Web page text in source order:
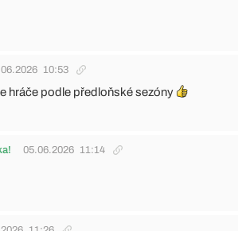
10:53
hráče podle předloňské sezóny
05.06.2026 11:14